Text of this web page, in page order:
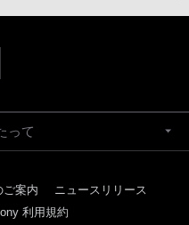
って
ご案内
ニュースリリース
利用規約